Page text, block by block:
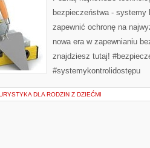
bezpieczeństwa - systemy
zapewnić ochronę na
nowa era w zapewnianiu
znajdziesz tutaj!
#systemykontrolidostępu
DLA RODZIN Z DZIEĆMI